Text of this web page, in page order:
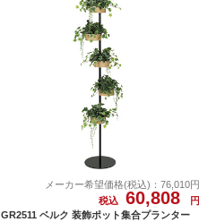
メーカー希望価格(税込)：76,010円
税込
60,808
円
GR2511 ベルク 装飾ポット集合プランター